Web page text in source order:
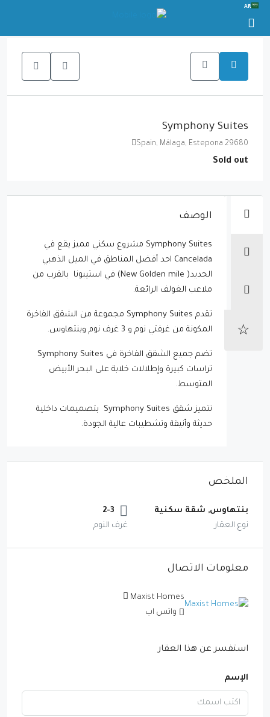
AR
Symphony Suites
Spain, Málaga, Estepona 29680
Sold out
الوصف
Symphony Suites مشروع سكني مميز يقع في
Cancelada احد أفضل المناطق في الميل الذهبي
الجديد( New Golden mile) في استيبونا بالقرب من
ملاعب الغولف الرائعة.
تقدم Symphony Suites مجموعة من الشقق الفاخرة
المكونة من غرفتي نوم و 3 غرف نوم وبنتهاوس.
تضم جميع الشقق الفاخرة في Symphony Suites
تراسات كبيرة وإطلالات خلابة على البحر الأبيض
المتوسط.
تتميز شقق Symphony Suites بتصميمات داخلية
حديثة وأنيقة وتشطيبات عالية الجودة.
الملخص
بنتهاوس, شقة سكنية
نوع العقار
2-3
غرف النوم
معلومات الاتصال
Maxist Homes
واتس اب
استفسر عن هذا العقار
الإسم